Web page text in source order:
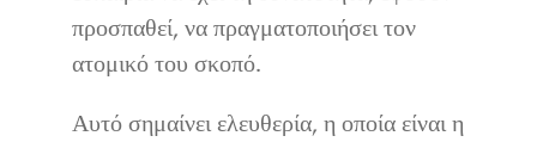
προσπαθεί, να πραγματοποιήσει τον
ατομικό του σκοπό.
Αυτό σημαίνει ελευθερία, η οποία είναι η